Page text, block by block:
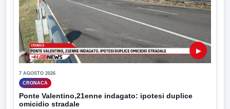
▶
7 AGOSTO 2026
CRONACA
Ponte Valentino,21enne indagato: ipotesi duplice
omicidio stradale